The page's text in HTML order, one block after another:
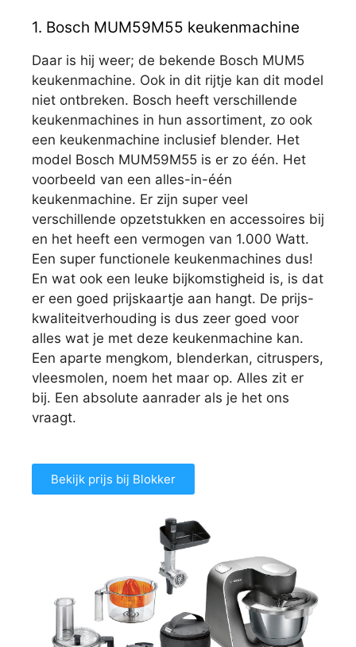
1. Bosch MUM59M55 keukenmachine
Daar is hij weer; de bekende Bosch MUM5
keukenmachine. Ook in dit rijtje kan dit model
niet ontbreken. Bosch heeft verschillende
keukenmachines in hun assortiment, zo ook
een keukenmachine inclusief blender. Het
model Bosch MUM59M55 is er zo één. Het
voorbeeld van een alles-in-één
keukenmachine. Er zijn super veel
verschillende opzetstukken en accessoires bij
en het heeft een vermogen van 1.000 Watt.
Een super functionele keukenmachines dus!
En wat ook een leuke bijkomstigheid is, is dat
er een goed prijskaartje aan hangt. De prijs-
kwaliteitverhouding is dus zeer goed voor
alles wat je met deze keukenmachine kan.
Een aparte mengkom, blenderkan, citruspers,
vleesmolen, noem het maar op. Alles zit er
bij. Een absolute aanrader als je het ons
vraagt.
Bekijk prijs bij Blokker